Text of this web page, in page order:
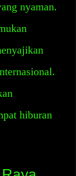
nyaman.
hiburan